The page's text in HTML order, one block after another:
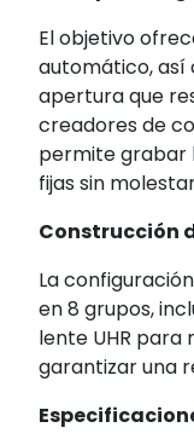
El objetivo
automático, así
apertura que
creadores de
permite grabar
fijas sin
Construcción
La
en 8 grupos,
lente UHR para
garantizar una